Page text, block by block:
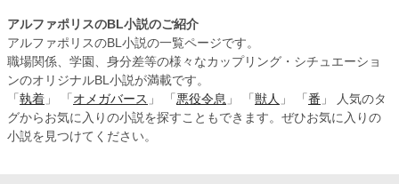
アルファポリスのBL小説のご紹介
アルファポリスのBL小説の一覧ページです。
職場関係、学園、身分差等の様々なカップリング・シチュエーショ
ンのオリジナルBL小説が満載です。
「 執着 」 「 オメガバース 」 「 悪役令息 」 「 獣人 」 「 番 」 人気のタ
グからお気に入りの小説を探すこともできます。ぜひお気に入りの
小説を見つけてください。